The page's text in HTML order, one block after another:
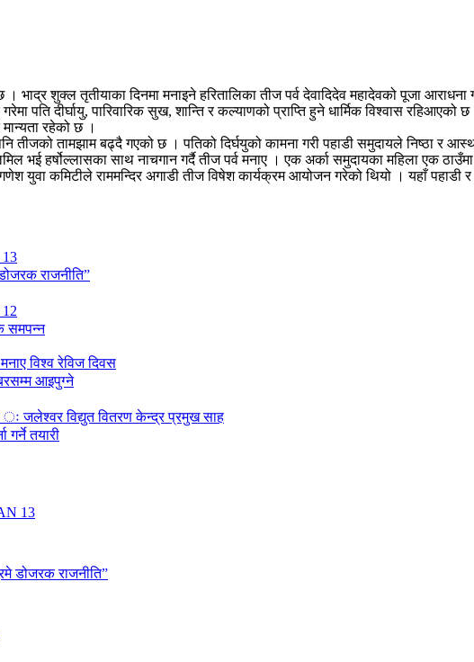
शुक्ल तृतीयाका दिनमा मनाइने हरितालिका तीज पर्व देवादिदेव महादेवको पूजा आराधना
पति दीर्घायु, पारिवारिक सुख, शान्ति र कल्याणको प्राप्ति हुने धार्मिक विश्वास रहिआएको
रहेको छ ।
तीजको तामझाम बढ्दै गएको छ । पतिको दिर्घयुको कामना गरी पहाडी समुदायले निष्ठा र
भई हर्षोल्लासका साथ नाचगान गर्दै तीज पर्व मनाए । एक अर्का समुदायका महिला एक
युवा कमिटीले राममन्दिर अगाडी तीज विषेश कार्यक्रम आयोजन गरेको थियो । यहाँ पहाडी र
राजनीति”
समपन्न
विश्व रेविज दिवस
आइपुग्ने
ः जलेश्वर विद्युत वितरण केन्द्र प्रमुख साह
तयारी
13
डोजरक राजनीति”